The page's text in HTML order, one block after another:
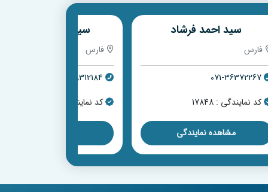
سید احمد فرشاد
فارس
071-36372267
کد نمایندگی : 17848
مشاهده نمایندگی
سید محمود اصنافی
فارس
071-38312184
کد نمایندگی : 17563